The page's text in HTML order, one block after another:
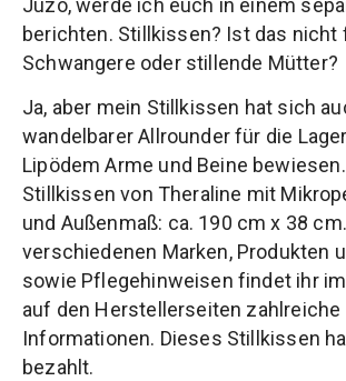
Juzo, werde ich euch in einem
berichten. Stillkissen? Ist das nicht
Schwangere oder stillende Mütter?
Ja, aber mein Stillkissen hat sich
wandelbarer Allrounder für die
Lipödem Arme und Beine
Stillkissen von Theraline mit
und Außenmaß: ca. 190 cm x 38
verschiedenen Marken, Produkten
sowie Pflegehinweisen findet ihr
auf den Herstellerseiten zahlreiche
Informationen. Dieses Stillkissen
bezahlt.